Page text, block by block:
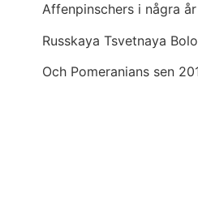
Affenpinschers i några
Russkaya Tsvetnaya
Och Pomeranians sen